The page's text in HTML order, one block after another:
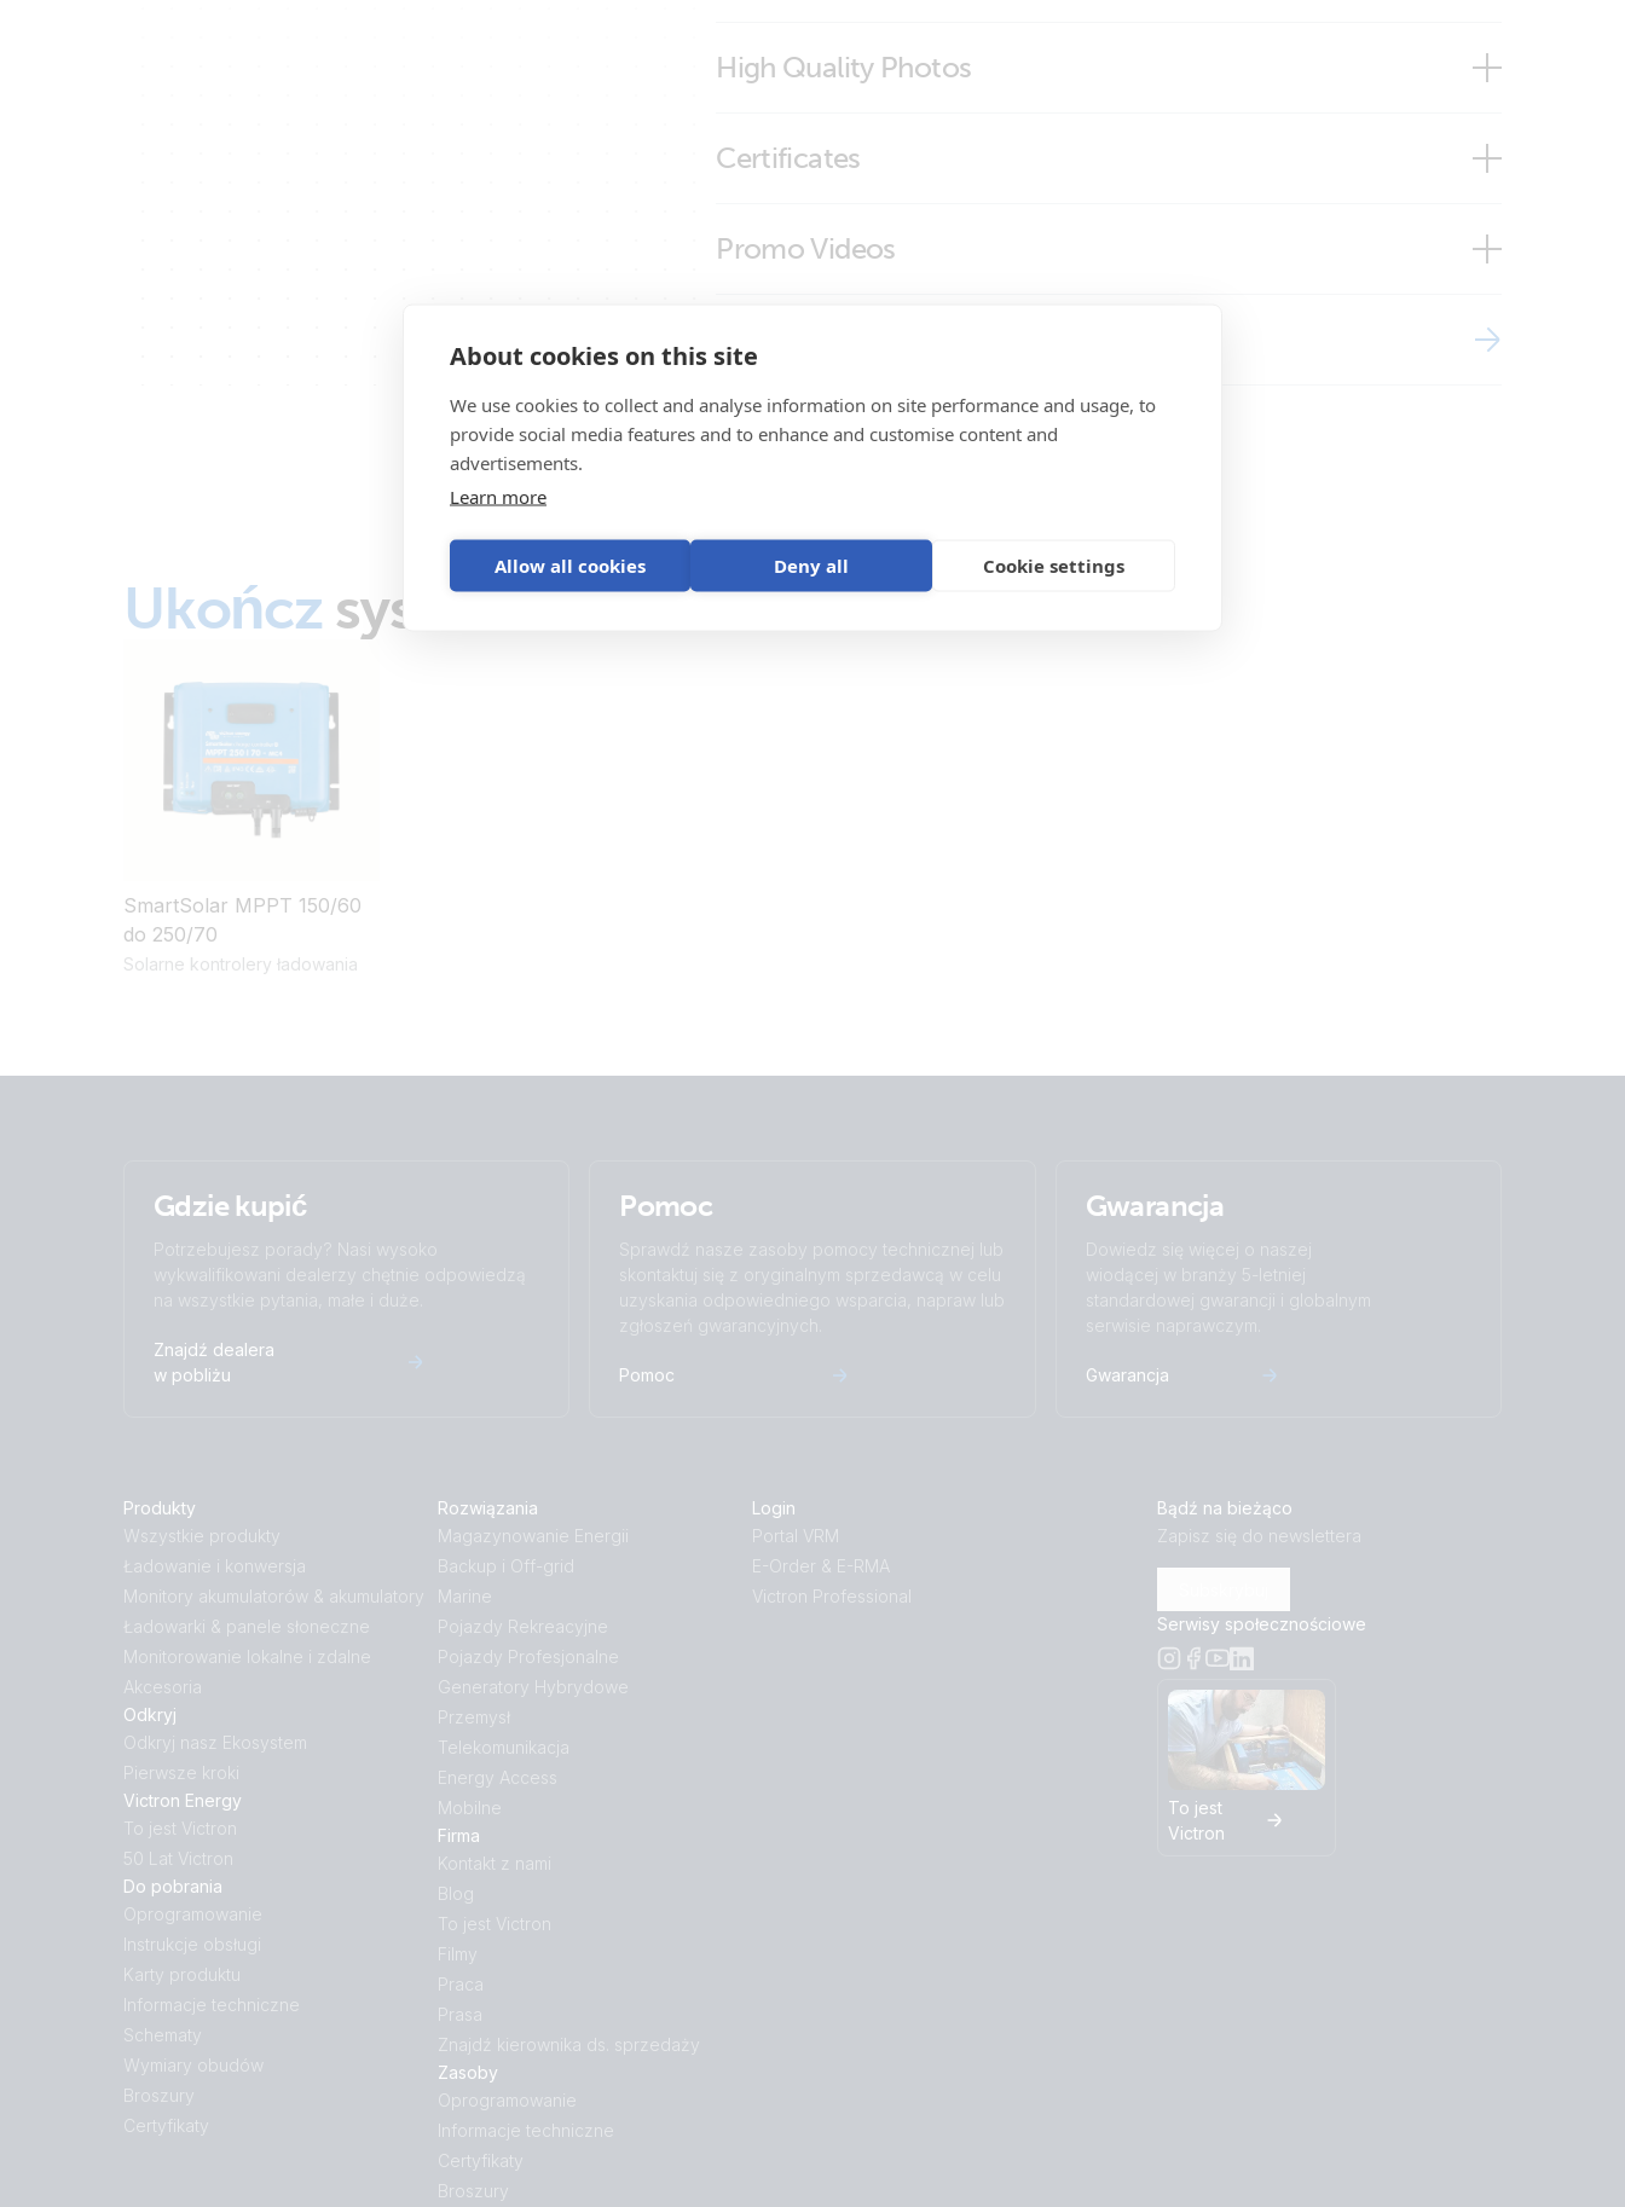
About cookies on this site
We use cookies to collect and analyse information on site performance and usage, to
provide social media features and to enhance and customise content and
advertisements.
Learn more
Allow all cookies Deny all Cookie settings
MPPT Wire Box-XL MC4 SmartSolar MPPT 150/85 & 150/100 & 250/85 &
MPPT WireBox-L MC4
High Quality Photos
MPPT WireBox-L MC4 150-45/60/70 & 250-60/70 (front)
MPPT WireBox-L MC4 150-45/60/70 & 250-60/70 (top)
MPPT WireBox-XL MC4 150-85/100 & 250-85/100 (front)
Certificates
Promo Videos
Wsparcie Produktu
Ukończ system
SmartSolar MPPT 150/60
do 250/70
Solarne kontrolery ładowania
Gdzie kupić
Potrzebujesz porady? Nasi wysoko
wykwalifikowani dealerzy chętnie odpowiedzą
na wszystkie pytania, małe i duże.
Znajdź dealera
w pobliżu
Pomoc
Sprawdź nasze zasoby pomocy technicznej lub
skontaktuj się z oryginalnym sprzedawcą w celu
uzyskania odpowiedniego wsparcia, napraw lub
zgłoszeń gwarancyjnych.
Pomoc
Gwarancja
Dowiedz się więcej o naszej
wiodącej w branży 5-letniej
standardowej gwarancji i globalnym
serwisie naprawczym.
Gwarancja
Produkty
Wszystkie produkty
Ładowanie i konwersja
Monitory akumulatorów & akumulatory
Ładowarki & panele słoneczne
Monitorowanie lokalne i zdalne
Akcesoria
Odkryj
Odkryj nasz Ekosystem
Pierwsze kroki
Victron Energy
To jest Victron
50 Lat Victron
Do pobrania
Oprogramowanie
Instrukcje obsługi
Karty produktu
Informacje techniczne
Schematy
Wymiary obudów
Broszury
Certyfikaty
Rozwiązania
Magazynowanie Energii
Backup i Off-grid
Marine
Pojazdy Rekreacyjne
Pojazdy Profesjonalne
Generatory Hybrydowe
Przemysł
Telekomunikacja
Energy Access
Mobilne
Firma
Kontakt z nami
Blog
To jest Victron
Filmy
Praca
Prasa
Znajdź kierownika ds. sprzedaży
Zasoby
Oprogramowanie
Informacje techniczne
Certyfikaty
Broszury
Login
Portal VRM
E-Order & E-RMA
Victron Professional
Bądź na bieżąco
Zapisz się do newslettera
Serwisy społecznościowe
To jest
Victron